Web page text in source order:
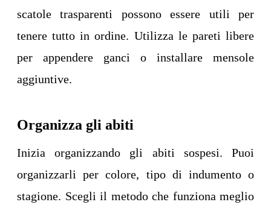
scatole trasparenti possono essere utili per
tenere tutto in ordine. Utilizza le pareti libere
per appendere ganci o installare mensole
aggiuntive.
Organizza gli abiti
Inizia organizzando gli abiti sospesi. Puoi
organizzarli per colore, tipo di indumento o
stagione. Scegli il metodo che funziona meglio